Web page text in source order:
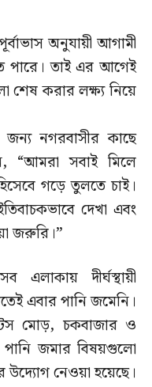
অনুযায়ী আগামী
পারে। তাই এর আগেই
শেষ করার লক্ষ্য নিয়ে
জন্য নগরবাসীর কাছে
“আমরা সবাই মিলে
গড়ে তুলতে চাই।
দেখা এবং
জরুরি।”
দীর্ঘস্থায়ী
এবার পানি জমেনি।
মোড়, চকবাজার ও
জমার বিষয়গুলো
উদ্যোগ নেওয়া হয়েছে।